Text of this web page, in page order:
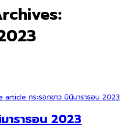
าราธอน 2023